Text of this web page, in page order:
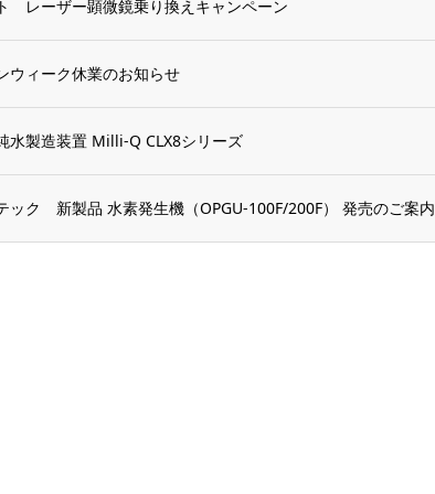
レーザー顕微鏡乗り換えキャンペーン
ウィーク休業のお知らせ
製造装置 Milli-Q CLX8シリーズ
ック 新製品 水素発生機（OPGU-100F/200F） 発売のご案内